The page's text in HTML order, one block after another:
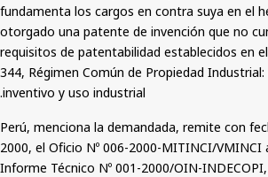
fundamenta los cargos en contra suya en el
otorgado una patente de invención que no
requisitos de patentabilidad establecidos en
344, Régimen Común de Propiedad
inventivo y uso industrial.
Perú, menciona la demandada, remite con
2000, el Oficio Nº 006-2000-MITINCI/VMINCI
Informe Técnico Nº 001-2000/OIN-